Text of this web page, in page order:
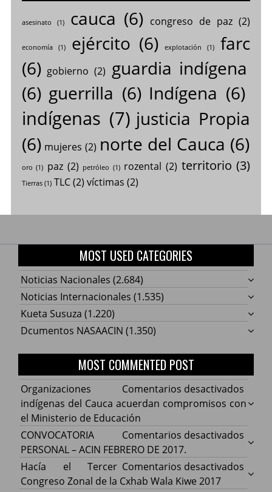
asesinato (1) cauca (6) congreso de paz(2)
economía(1) ejército (6) explotación (1)
farc
(6) gobierno (2) guardia indígena
(6) guerrilla (6) Indígena (6)
indígenas (7) justicia Propia
(6) mujeres (2) norte del Cauca (6)
oro (1) paz (2) petróleo (1) rozental (2) territorio (3)
Tierras(1) TLC(2) víctimas (2)
MOST USED CATEGORIES
Noticias Nacionales (2.684)
Noticias Internacionales (1.535)
Kueta Susuza (1.220)
Dcumentos NASAACIN (1.350)
MOST COMMENTED POST
Comentarios desactivados
Cauca
Organizaciones
indígenas del Cauca acuerdan compromisos con
el Ministerio de Educación
Comentarios desactivados
CONVOCATORIA
PERSONAL – ACIN FEBRERO DE 2017.
Comentarios desactivados
Hacía
Hacía el Tercer
Congreso Zonal de la Cxhab Wala Kiwe 2017